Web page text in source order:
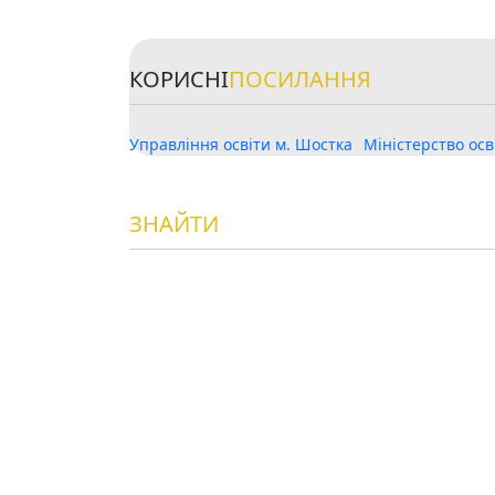
КОРИСНІПОСИЛАННЯ
Управління освіти м. Шостка Міністерство
ЗНАЙТИ